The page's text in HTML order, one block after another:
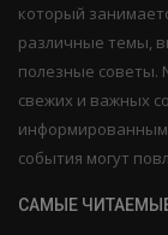
который
различные темы,
полезные советы.
свежих и важных
события могут
САМЫЕ